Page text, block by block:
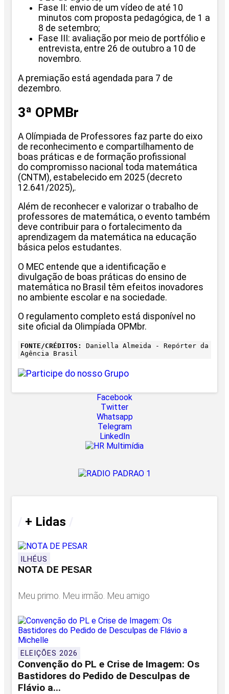
Fase II: envio de um vídeo de até 10
minutos com proposta pedagógica, de 1 a
8 de setembro;
Fase III: avaliação por meio de portfólio e
entrevista, entre 26 de outubro a 10 de
novembro.
A premiação está agendada para 7 de
dezembro.
3ª OPMBr
A Olímpiada de Professores faz parte do eixo
de reconhecimento e compartilhamento de
boas práticas e de formação profissional
do compromisso nacional toda matemática
(CNTM), estabelecido em 2025 (decreto
12.641/2025),.
Além de reconhecer e valorizar o trabalho de
professores de matemática, o evento também
deve contribuir para o fortalecimento da
aprendizagem da matemática na educação
básica pelos estudantes.
O MEC entende que a identificação e
divulgação de boas práticas do ensino de
matemática no Brasil têm efeitos inovadores
no ambiente escolar e na sociedade.
O regulamento completo está disponível no
site oficial da Olimpíada OPMbr.
FONTE/CRÉDITOS:
Daniella Almeida - Repórter da
Agência Brasil
Facebook
Twitter
Whatsapp
Telegram
LinkedIn
+ Lidas
ILHÉUS
NOTA DE PESAR
Meu primo. Meu irmão. Meu amigo
ELEIÇÕES 2026
Convenção do PL e Crise de Imagem: Os
Bastidores do Pedido de Desculpas de
Flávio a...